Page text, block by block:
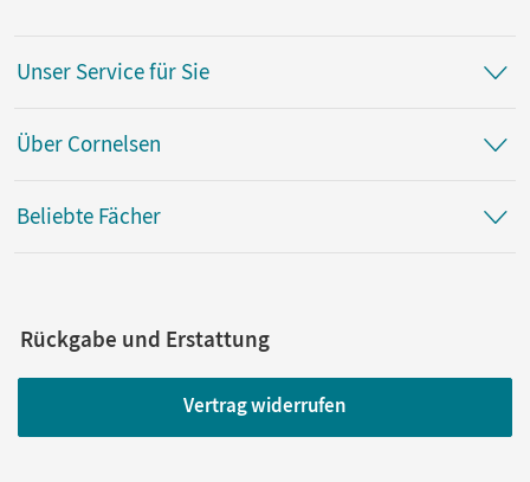
Unser Service für Sie
Über Cornelsen
Beliebte Fächer
Rückgabe und Erstattung
Vertrag widerrufen